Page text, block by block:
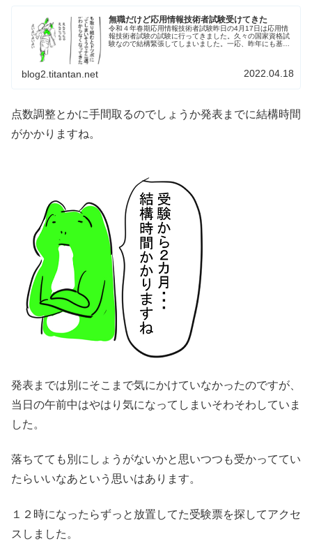
無職だけど応用情報技術者試験受けてきた
令和４年春期応用情報技術者試験昨日の4月17日は応用情
報技術者試験の試験に行ってきました。久々の国家資格試
験なので結構緊張してしまいました。一応、昨年にも基本
blog2.titantan.net 2022.04.18
点数調整とかに手間取るのでしょうか発表までに結構時間
がかかりますね。
発表までは別にそこまで気にかけていなかったのですが、
当日の午前中はやはり気になってしまいそわそわしていま
した。
落ちてても別にしょうがないかと思いつつも受かっててい
たらいいなあという思いはあります。
１２時になったらずっと放置してた受験票を探してアクセ
スしました。